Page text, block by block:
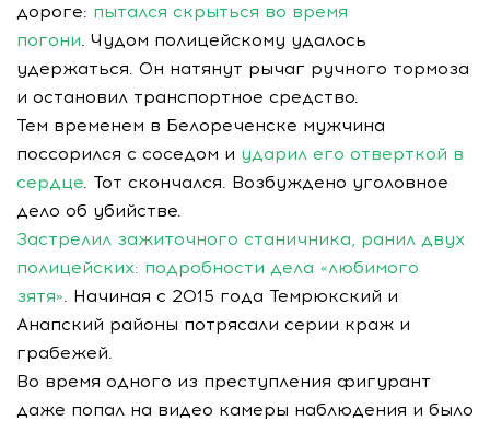
дороге: пытался скрыться во время
погони. Чудом полицейскому удалось
удержаться. Он натянут рычаг ручного тормоза
и остановил транспортное средство.
Тем временем в Белореченске мужчина
поссорился с соседом и ударил его отверткой в
сердце. Тот скончался. Возбуждено уголовное
дело об убийстве.
Застрелил зажиточного станичника, ранил двух
полицейских: подробности дела «любимого
зятя». Начиная с 2015 года Темрюкский и
Анапский районы потрясали серии краж и
грабежей.
Во время одного из преступления фигурант
даже попал на видео камеры наблюдения и было